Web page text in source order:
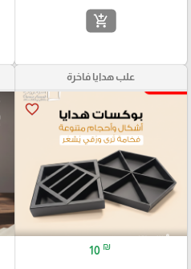
add_shopping_cart
علب هدايا فاخرة
favorite_border
10 ₪